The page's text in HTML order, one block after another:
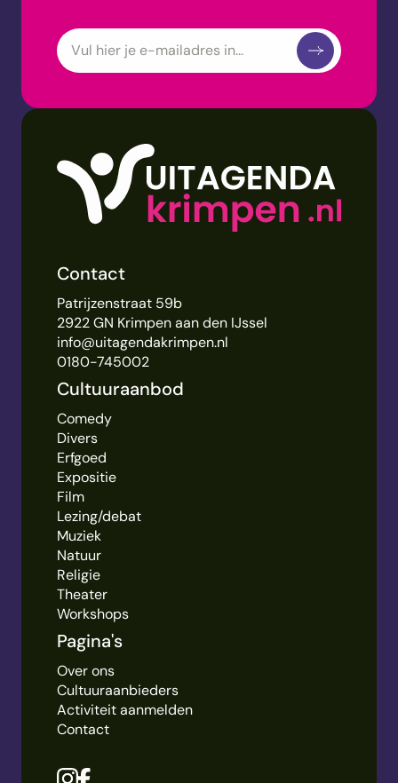
Contact
Patrijzenstraat 59b
2922 GN Krimpen aan den IJssel
info@uitagendakrimpen.nl
0180-745002
Cultuuraanbod
Comedy
Divers
Erfgoed
Expositie
Film
Lezing/debat
Muziek
Natuur
Religie
Theater
Workshops
Pagina's
Over ons
Cultuuraanbieders
Activiteit aanmelden
Contact